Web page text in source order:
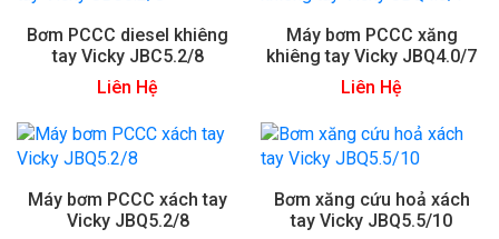
Bơm PCCC diesel khiêng
tay Vicky JBC5.2/8
Liên Hệ
Máy bơm PCCC xăng
khiêng tay Vicky JBQ4.0/7
Liên Hệ
Máy bơm PCCC xách tay
Vicky JBQ5.2/8
Bơm xăng cứu hoả xách
tay Vicky JBQ5.5/10